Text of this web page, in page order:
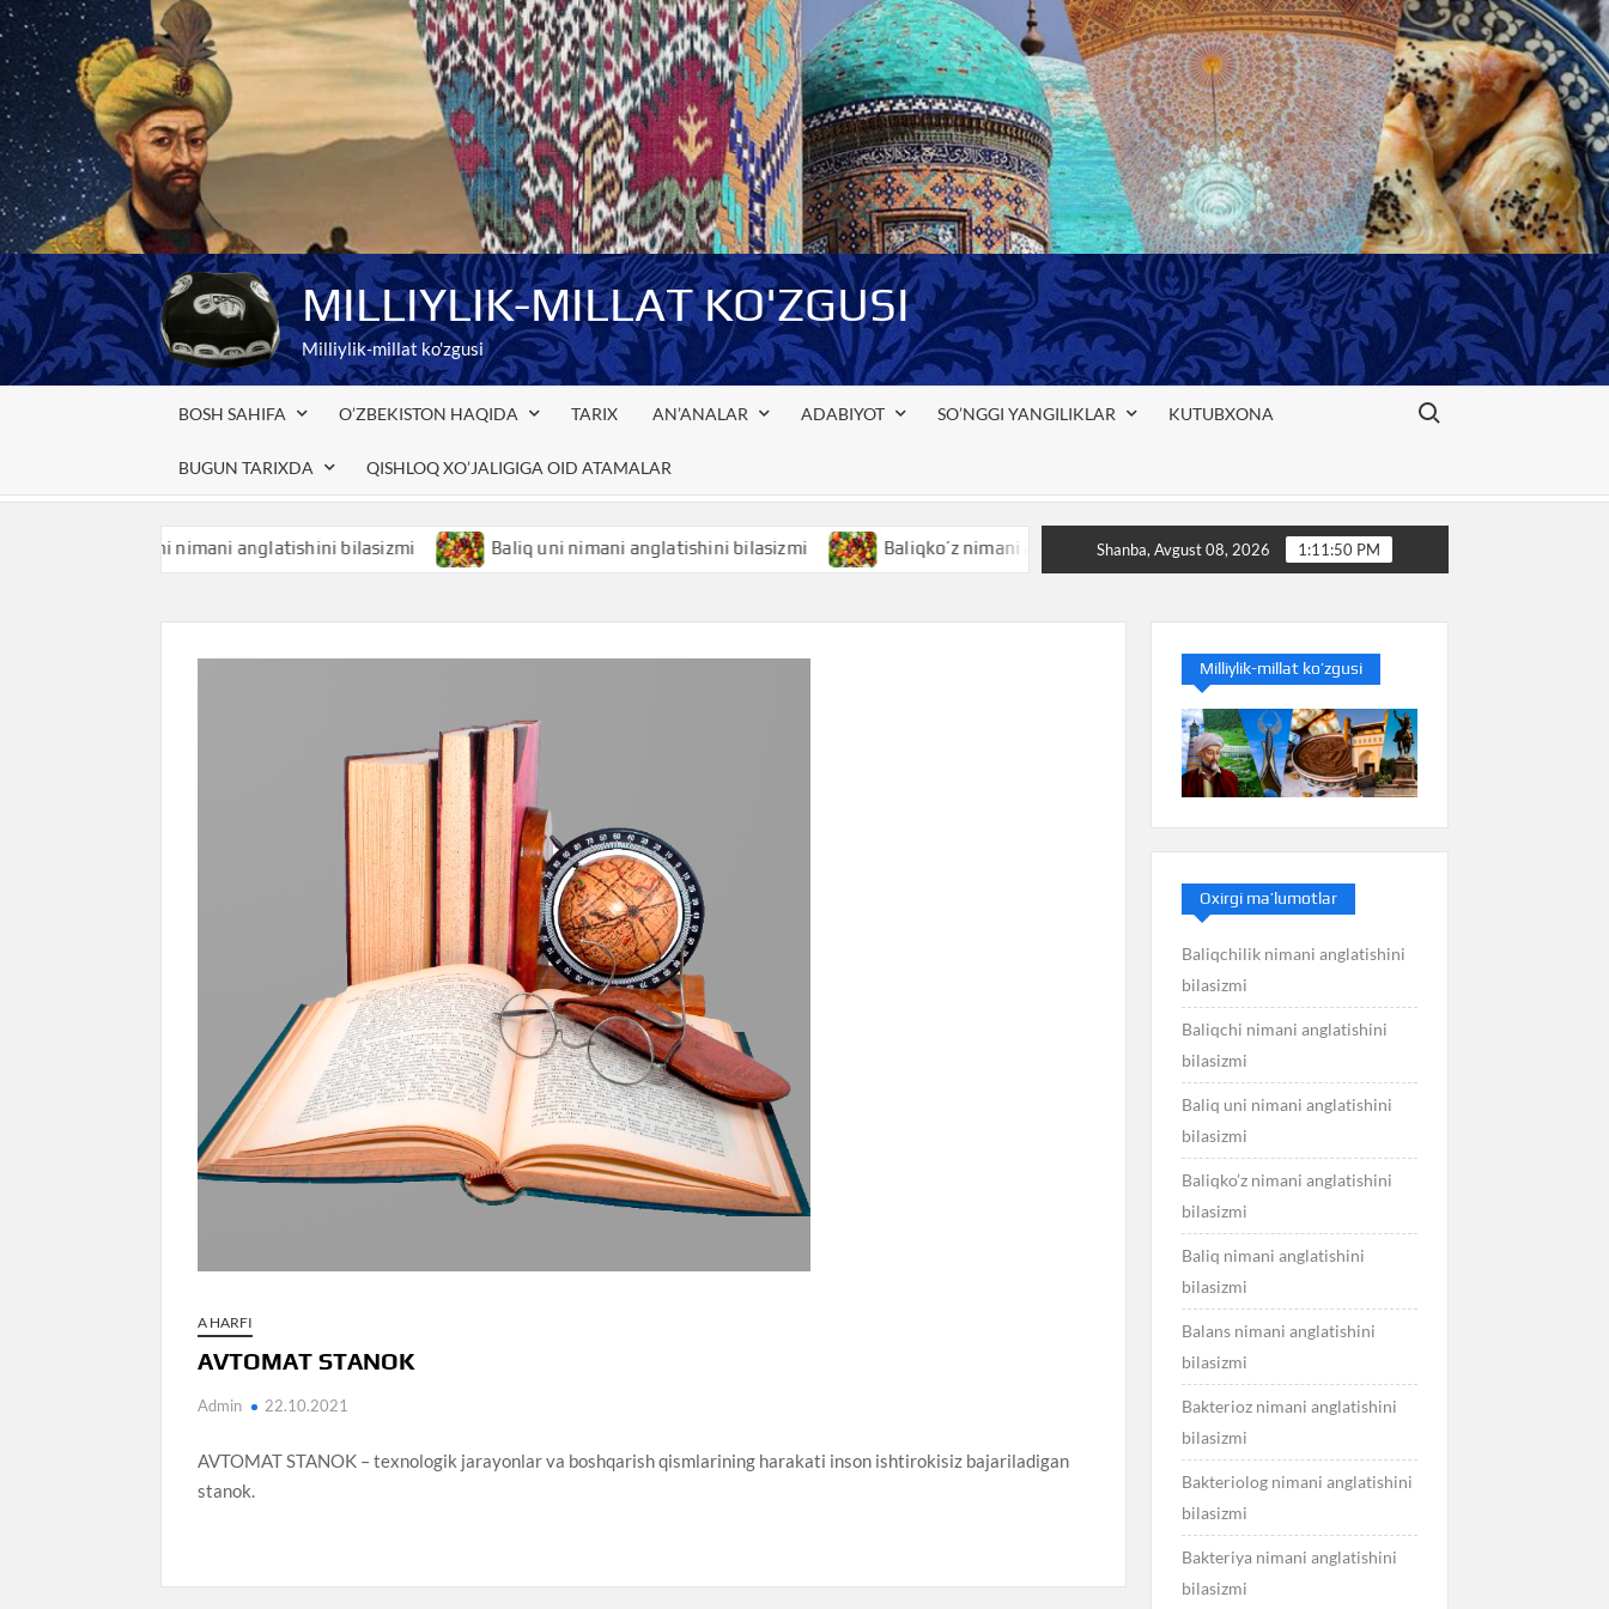
Skip
to
content
MILLIYLIK-MILLAT KO'ZGUSI
Milliylik-millat ko'zgusi
BOSH SAHIFA O’ZBEKISTON HAQIDA TARIX AN’ANALAR ADABIYOT SO’NGGI YANGILIKLAR KUTUBXONA
BUGUN TARIXDA QISHLOQ XO’JALIGIGA OID ATAMALAR
Search for:
Baliqchi nimani anglatishini bilasizmi Baliq uni nimani anglatishini bilasizmi Baliqko’z nimani anglatishini bilasizmi Baliq nimani anglatishini bilasizmi
Shanba, Avgust 08, 2026 1:11:50 PM
A HARFI
AVTOMAT STANOK
Admin 22.10.2021
AVTOMAT STANOK – texnologik jarayonlar va boshqarish qismlarining harakati inson ishtirokisiz bajariladigan
stanok.
Milliylik-millat ko’zgusi
Oxirgi ma’lumotlar
Baliqchilik nimani anglatishini
bilasizmi
Baliqchi nimani anglatishini
bilasizmi
Baliq uni nimani anglatishini
bilasizmi
Baliqko’z nimani anglatishini
bilasizmi
Baliq nimani anglatishini
bilasizmi
Balans nimani anglatishini
bilasizmi
Bakterioz nimani anglatishini
bilasizmi
Bakteriolog nimani anglatishini
bilasizmi
Bakteriya nimani anglatishini
bilasizmi